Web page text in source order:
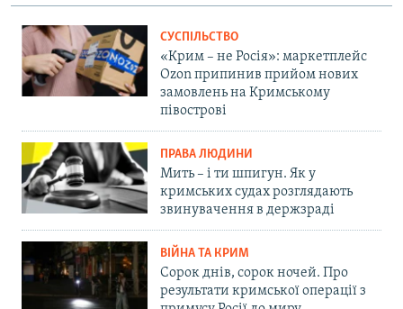
СУСПІЛЬСТВО
«Крим – не Росія»: маркетплейс
Ozon припинив прийом нових
замовлень на Кримському
півострові
ПРАВА ЛЮДИНИ
Мить – і ти шпигун. Як у
кримських судах розглядають
звинувачення в держзраді
ВІЙНА ТА КРИМ
Сорок днів, сорок ночей. Про
результати кримської операції з